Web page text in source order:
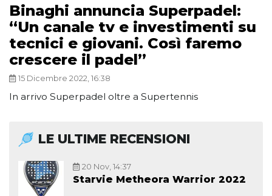
Binaghi annuncia Superpadel:
“Un canale tv e investimenti su
tecnici e giovani. Così faremo
crescere il padel”
15 Dicembre 2022, 16:38
In arrivo Superpadel oltre a Supertennis
LE ULTIME RECENSIONI
20 Nov, 14:37
Starvie Metheora Warrior 2022